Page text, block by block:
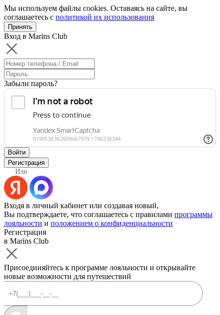
Мы используем файлы cookies. Оставаясь на сайте, вы
соглашаетесь с политикой их использования
Принять
Вход в Marins Club
Забыли пароль?
Войти
Регистрация
Или
Входя в личный кабинет или создавая новый,
Вы подтверждаете, что соглашаетесь с правилами программы
лояльности и положением о конфиденциальности
Регистрация
в Marins Club
Присоединяйтесь к программе лояльности и открывайте
новые возможности для путешествий